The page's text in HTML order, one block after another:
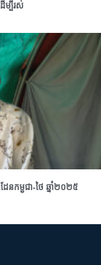
ម្បីរស់
នកម្ពុជា-ថៃ ឆ្នាំ២០២៥